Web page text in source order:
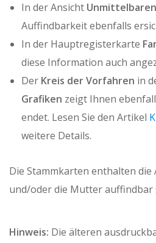
In der Ansicht
Auffindbarkeit ebenfalls
In der Hauptregisterkarte
diese Information auch
Der Kreis der Vorfahren in
Grafiken zeigt Ihnen
endet. Lesen Sie den Artikel
weitere Details.
Die Stammkarten enthalten die
und/oder die Mutter auffindbar
Hinweis: Die älteren